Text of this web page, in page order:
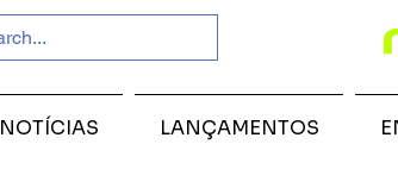
NOTÍCIAS LANÇAMENTOS